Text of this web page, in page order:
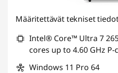
Määritettävät tekniset
Intel® Core™ Ultra 7
cores up to 4.60 GHz
Windows 11 Pro 64